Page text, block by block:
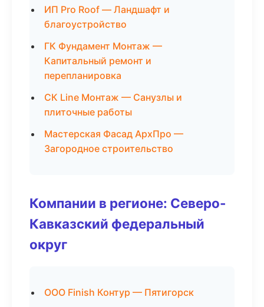
ИП Pro Roof — Ландшафт и
благоустройство
ГК Фундамент Монтаж —
Капитальный ремонт и
перепланировка
СК Line Монтаж — Санузлы и
плиточные работы
Мастерская Фасад АрхПро —
Загородное строительство
Компании в регионе: Северо-
Кавказский федеральный
округ
ООО Finish Контур — Пятигорск